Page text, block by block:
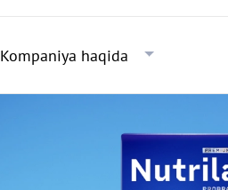
Kompaniya haqida